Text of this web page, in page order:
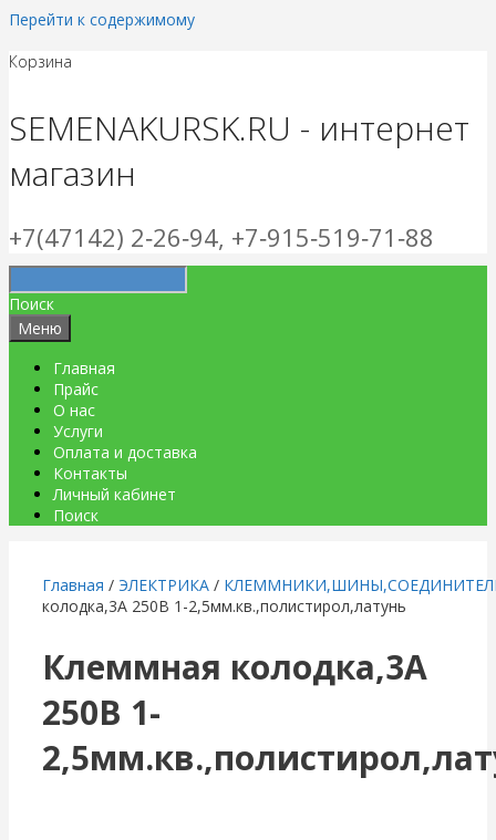
Перейти к содержимому
Корзина
SEMENAKURSK.RU - интернет
магазин
+7(47142) 2‑26‑94, +7‑915‑519‑71‑88
Поиск
Меню
Главная
Прайс
О нас
Услуги
Оплата и доставка
Контакты
Личный кабинет
Поиск
Главная / ЭЛЕКТРИКА /
колодка,3А 250В 1-2,5мм.кв.,полистирол,латунь
Клеммная колодка,3А
250В 1-